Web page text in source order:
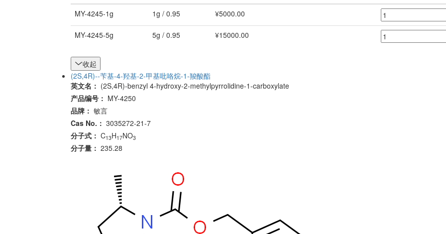
MY-4245-1g
1g / 0.95 ¥5000.00
MY-4245-5g 5g / 0.95 ¥15000.00
收起
(2S,4R)--苄基-4-羟基-2-甲基吡咯烷-1-羧酸酯
英文名： (2S,4R)-benzyl 4-hydroxy-2-methylpyrrolidine-1-carboxylate
产品编号： MY-4250
品牌： 敏言
Cas No.： 3035272-21-7
分子式： C13H17NO3
分子量： 235.28